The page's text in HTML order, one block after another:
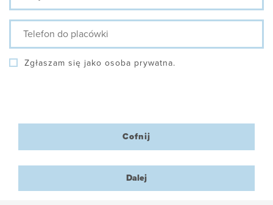
Telefon
placówki
Zgłaszam się jako osoba prywatna.
Cofnij
Dalej